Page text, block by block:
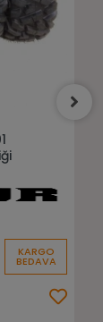
KARGO
BEDAVA